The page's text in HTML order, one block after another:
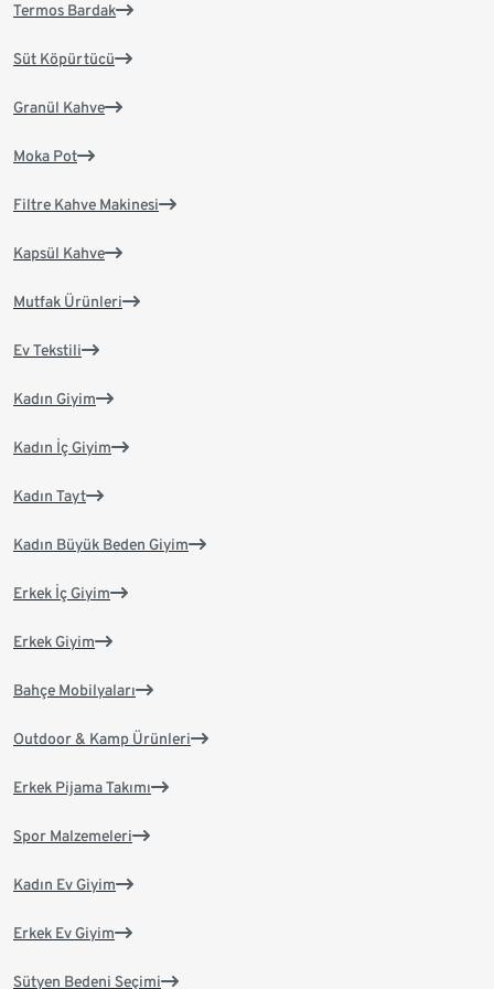
Termos Bardak
Süt Köpürtücü
Granül Kahve
Moka Pot
Filtre Kahve Makinesi
Kapsül Kahve
Mutfak Ürünleri
Ev Tekstili
Kadın Giyim
Kadın İç Giyim
Kadın Tayt
Kadın Büyük Beden Giyim
Erkek İç Giyim
Erkek Giyim
Bahçe Mobilyaları
Outdoor & Kamp Ürünleri
Erkek Pijama Takımı
Spor Malzemeleri
Kadın Ev Giyim
Erkek Ev Giyim
Sütyen Bedeni Seçimi